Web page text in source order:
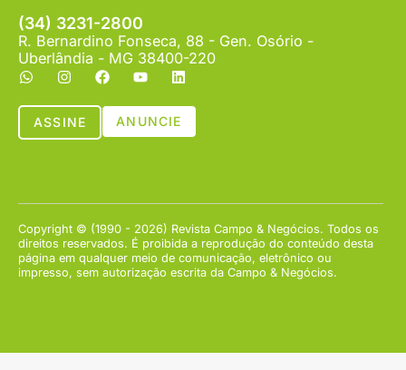
(34) 3231-2800
R. Bernardino Fonseca, 88 - Gen. Osório -
Uberlândia - MG 38400-220
ASSINE ANUNCIE
Copyright © (1990 - 2026) Revista Campo & Negócios. Todos os
direitos reservados. É proibida a reprodução do conteúdo desta
página em qualquer meio de comunicação, eletrônico ou
impresso, sem autorização escrita da Campo & Negócios.